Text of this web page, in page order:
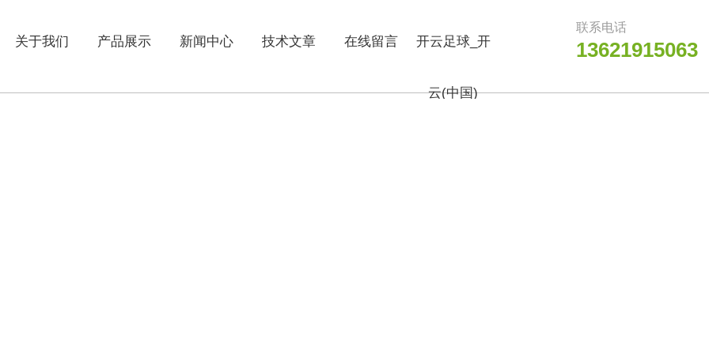
关于我们 产品展示 新闻中心 技术文章 在线留言 开云足球_开
云(中国)
联系电话
13621915063